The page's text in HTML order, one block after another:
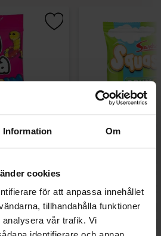
Information Om
cookies
för att anpassa innehållet
tillhandahålla funktioner
vår trafik. Vi